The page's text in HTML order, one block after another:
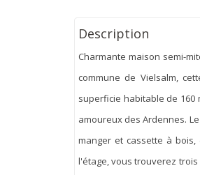
Description
Charmante maison semi-
commune de Vielsalm,
superficie habitable de
amoureux des Ardennes.
manger et cassette à
l'étage, vous trouverez